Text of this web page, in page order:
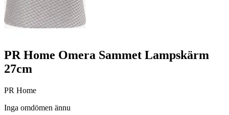
PR Home Omera Sammet Lampskärm
27cm
PR Home
Inga omdömen ännu